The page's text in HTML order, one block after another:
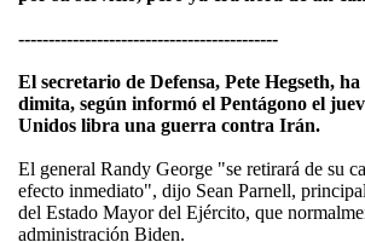
-------------------------------------------
El secretario de Defensa, Pete Hegseth,
dimita, según informó el Pentágono el
Unidos libra una guerra contra Irán.
El general Randy George "se retirará de su
efecto inmediato", dijo Sean Parnell,
del Estado Mayor del Ejército, que
administración Biden.